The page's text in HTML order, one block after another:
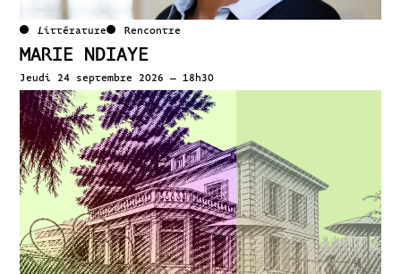
Littérature Rencontre
MARIE NDIAYE
Jeudi 24 septembre 2026 – 18h30